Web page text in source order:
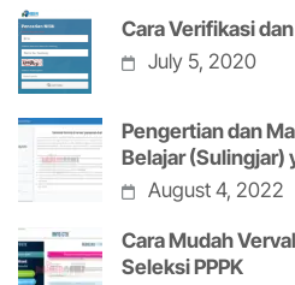
Cara Verifikasi
July 5, 2020
Pengertian dan
Belajar (Sulingjar)
August 4, 2022
Cara Mudah
Seleksi PPPK